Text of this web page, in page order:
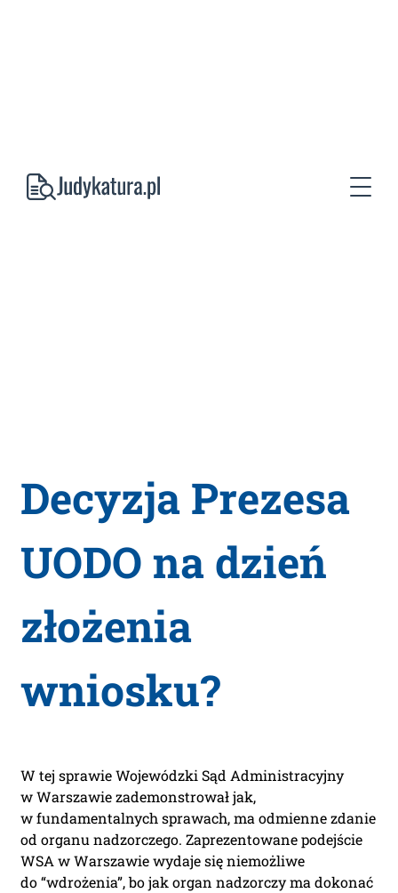
Decyzja Prezesa
UODO na dzień
złożenia
wniosku?
W tej sprawie Wojewódzki Sąd Administracyjny
w Warszawie zademonstrował jak,
w fundamentalnych sprawach, ma odmienne zdanie
od organu nadzorczego. Zaprezentowane podejście
WSA w Warszawie wydaje się niemożliwe
do “wdrożenia”, bo jak organ nadzorczy ma dokonać